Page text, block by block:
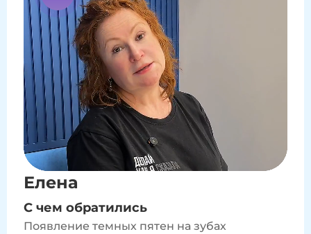
Елена
С чем обратились
Появление темных пятен на зубах